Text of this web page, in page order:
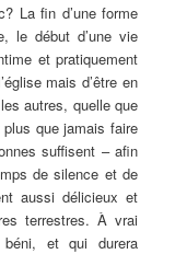
fin d’une forme
le début d’une vie
et pratiquement
mais d’être en
autres, quelle que
que jamais faire
suffisent – afin
de silence et de
aussi délicieux et
terrestres. À vrai
et qui durera